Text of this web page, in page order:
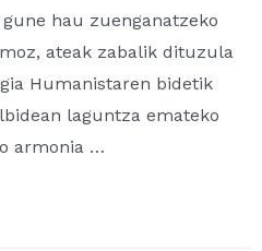
hau zuenganatzeko
ateak zabalik dituzula
Humanistaren bidetik
laguntza emateko
armonia …